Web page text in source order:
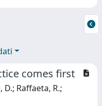
comes first
Raffaeta, R.;